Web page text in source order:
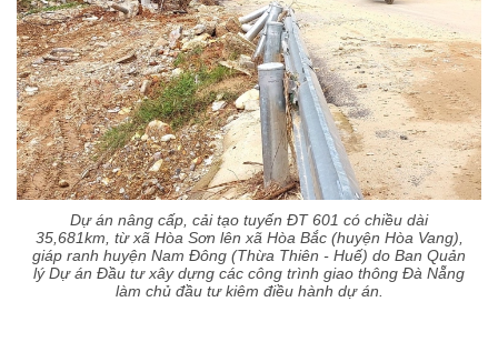
Dự án nâng cấp, cải tạo tuyến ĐT 601 có chiều dài
35,681km, từ xã Hòa Sơn lên xã Hòa Bắc (huyện Hòa Vang),
giáp ranh huyện Nam Đông (Thừa Thiên - Huế) do Ban Quản
lý Dự án Đầu tư xây dựng các công trình giao thông Đà Nẵng
làm chủ đầu tư kiêm điều hành dự án.